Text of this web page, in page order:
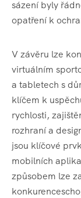
sázení byly
opatření k
V závěru lze
virtuálním
a tabletech s
klíčem k
rychlosti,
rozhraní a
jsou klíčové
mobilních
způsobem lze